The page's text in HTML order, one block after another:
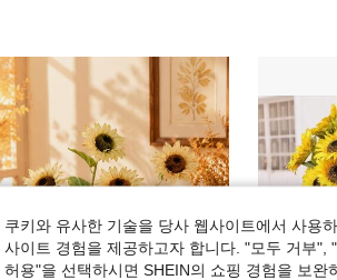
쿠키와 유사한 기술을 당사 웹사이트에서 사용
사이트 경험을 제공하고자 합니다. "모두 거부
허용"을 선택하시면 SHEIN의 쇼핑 경험을 보